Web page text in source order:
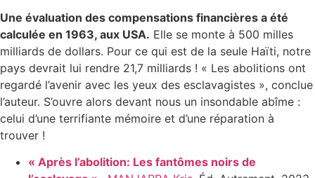
Une évaluation des compensations financières a été
calculée en 1963, aux USA. Elle se monte à 500 milles
milliards de dollars. Pour ce qui est de la seule Haïti, notre
pays devrait lui rendre 21,7 milliards ! « Les abolitions ont
regardé l’avenir avec les yeux des esclavagistes », conclue
l’auteur. S’ouvre alors devant nous un insondable abîme :
celui d’une terrifiante mémoire et d’une réparation à
trouver !
« Après l’abolition: Les fantômes noirs de